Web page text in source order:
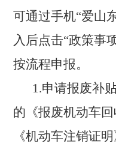
可通过手机“爱山
入后点击“政策事
按流程申报。
1.申请报废补
的《报废机动车回
《机动车注销证明